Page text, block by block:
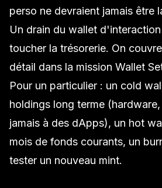
perso ne devraient jamais être
Un drain du wallet
toucher la trésorerie. On
détail dans la mission Wallet
Pour un particulier : un cold
holdings long terme
jamais à des dApps), un hot
mois de fonds courants, un
tester un nouveau mint.